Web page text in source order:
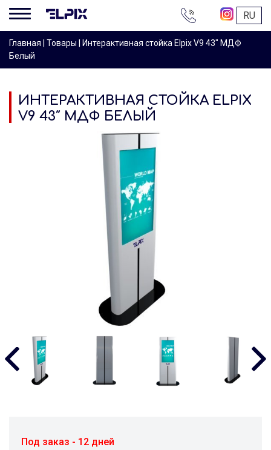
200-
RU
Главная Товары
Интерактивная стойка Elpix V9 43″ МДФ
Белый
ИНТЕРАКТИВНАЯ СТОЙКА ELPIX
V9 43″ МДФ БЕЛЫЙ
Под заказ - 12 дней